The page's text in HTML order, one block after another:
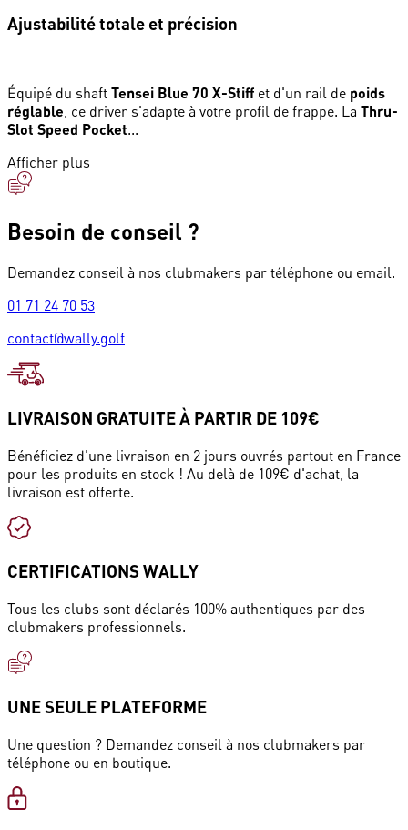
Ajustabilité totale et précision
Équipé du shaft Tensei Blue 70 X-Stiff et d'un rail de poids
réglable, ce driver s'adapte à votre profil de frappe. La Thru-
Slot Speed Pocket...
Afficher plus
Besoin de conseil ?
Demandez conseil à nos clubmakers par téléphone ou email.
01 71 24 70 53
contact@wally.golf
LIVRAISON GRATUITE À PARTIR DE 109€
Bénéficiez d'une livraison en 2 jours ouvrés partout en France
pour les produits en stock ! Au delà de 109€ d'achat, la
livraison est offerte.
CERTIFICATIONS WALLY
Tous les clubs sont déclarés 100% authentiques par des
clubmakers professionnels.
UNE SEULE PLATEFORME
Une question ? Demandez conseil à nos clubmakers par
téléphone ou en boutique.